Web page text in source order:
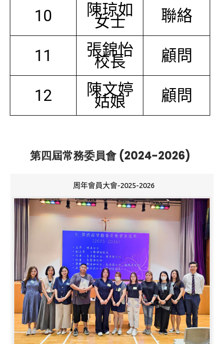
10 陳琼如
女士 聯絡
11 張錦怡
校長 顧問
12 陳文婷
姑娘 顧問
第四屆常務委員會 (2024-2026)
周年會員大會-2025-2026